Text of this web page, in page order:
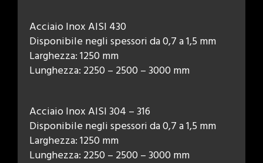
Acciaio Inox AISI 430
Disponibile negli spessori da 0,7 a 1,5 mm
Larghezza: 1250 mm
Lunghezza: 2250 – 2500 – 3000 mm
Acciaio Inox AISI 304 – 316
Disponibile negli spessori da 0,7 a 1,5 mm
Larghezza: 1250 mm
Lunghezza: 2250 – 2500 – 3000 mm